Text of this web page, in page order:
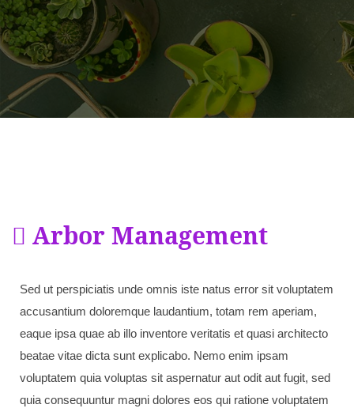
Arbor Management
Sed ut perspiciatis unde omnis iste natus error sit voluptatem
accusantium doloremque laudantium, totam rem aperiam,
eaque ipsa quae ab illo inventore veritatis et quasi architecto
beatae vitae dicta sunt explicabo. Nemo enim ipsam
voluptatem quia voluptas sit aspernatur aut odit aut fugit, sed
quia consequuntur magni dolores eos qui ratione voluptatem